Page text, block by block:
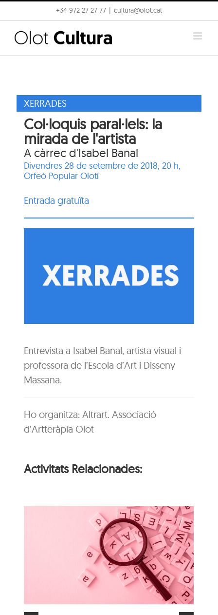
to
content
+34 972 27 27 77 cultura@olot.cat
XERRADES
Col·loquis paral·lels: la
mirada de l'artista
A càrrec d'Isabel Banal
Divendres 28 de setembre de 2018, 20 h,
Orfeó Popular Olotí
Entrada gratuïta
Entrevista a Isabel Banal, artista visual i
professora de l’Escola d’Art i Disseny
Massana.
Ho organitza: Altrart. Associació
d’Artteràpia Olot
Activitats Relacionades:
Itinerari personal: “El
clima urbà de la ciutat
d’Olot”